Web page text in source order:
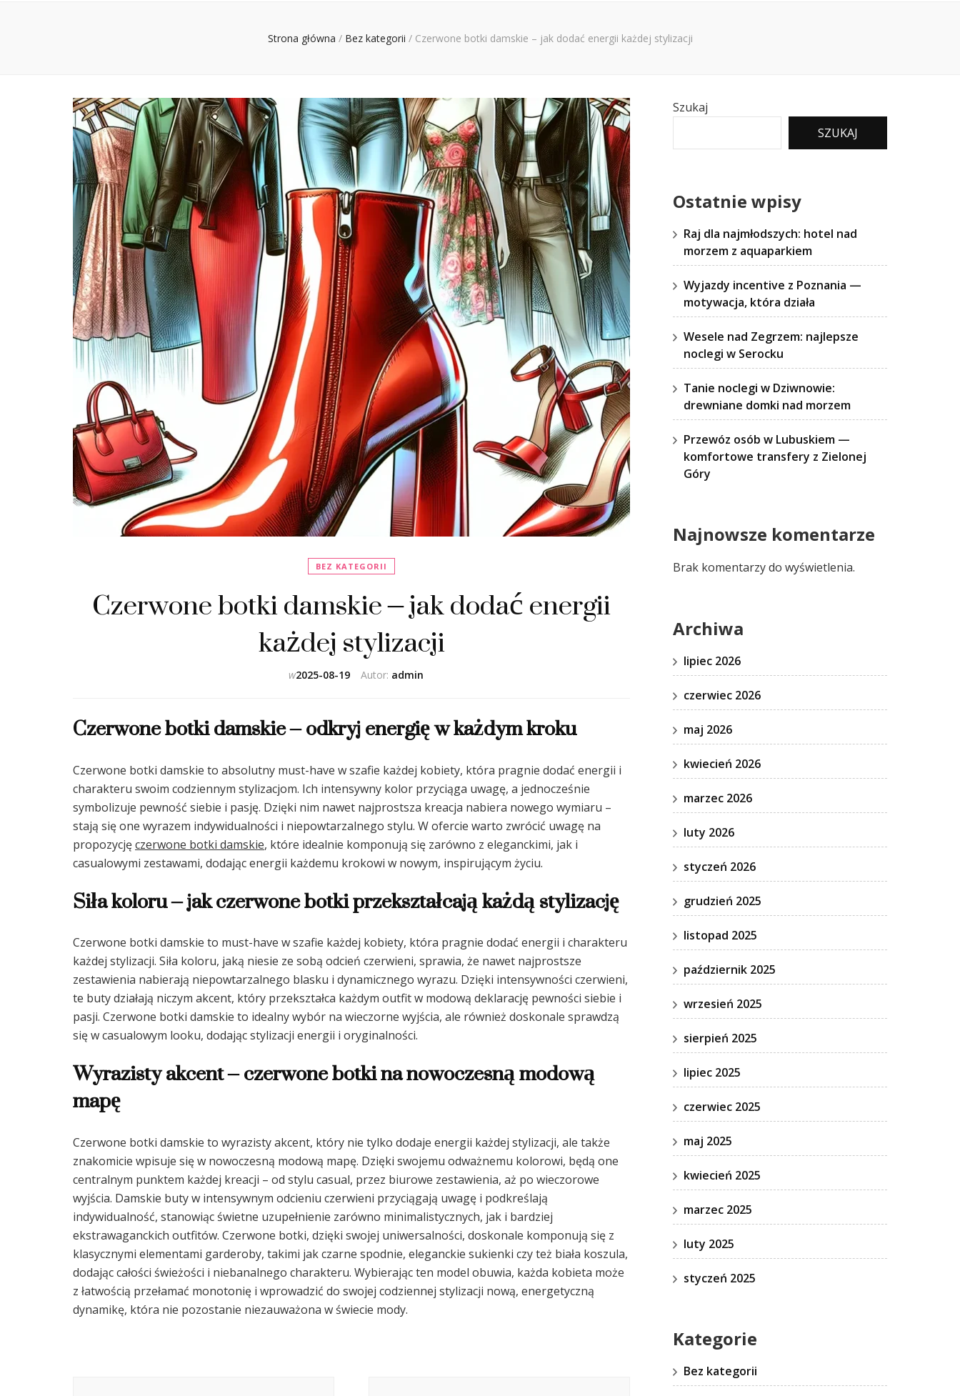
Strona główna / Bez kategorii / Czerwone botki damskie – jak dodać energii każdej stylizacji
BEZ KATEGORII
Czerwone botki damskie – jak dodać energii
każdej stylizacji
Autor: admin
w2025-08-19
Czerwone botki damskie – odkryj energię w każdym kroku
Czerwone botki damskie to absolutny must-have w szafie każdej kobiety, która pragnie dodać energii i
charakteru swoim codziennym stylizacjom. Ich intensywny kolor przyciąga uwagę, a jednocześnie
symbolizuje pewność siebie i pasję. Dzięki nim nawet najprostsza kreacja nabiera nowego wymiaru –
stają się one wyrazem indywidualności i niepowtarzalnego stylu. W ofercie warto zwrócić uwagę na
propozycjęczerwone botki damskie, które idealnie komponują się zarówno z eleganckimi, jak i
casualowymi zestawami, dodając energii każdemu krokowi w nowym, inspirującym życiu.
Siła koloru – jak czerwone botki przekształcają każdą stylizację
Czerwone botki damskie to must-have w szafie każdej kobiety, która pragnie dodać energii i charakteru
każdej stylizacji. Siła koloru, jaką niesie ze sobą odcień czerwieni, sprawia, że nawet najprostsze
zestawienia nabierają niepowtarzalnego blasku i dynamicznego wyrazu. Dzięki intensywności czerwieni,
te buty działają niczym akcent, który przekształca każdym outfit w modową deklarację pewności siebie i
pasji. Czerwone botki damskie to idealny wybór na wieczorne wyjścia, ale również doskonale sprawdzą
się w casualowym looku, dodając stylizacji energii i oryginalności.
Wyrazisty akcent – czerwone botki na nowoczesną modową
mapę
Czerwone botki damskie to wyrazisty akcent, który nie tylko dodaje energii każdej stylizacji, ale także
znakomicie wpisuje się w nowoczesną modową mapę. Dzięki swojemu odważnemu kolorowi, będą one
centralnym punktem każdej kreacji – od stylu casual, przez biurowe zestawienia, aż po wieczorowe
wyjścia. Damskie buty w intensywnym odcieniu czerwieni przyciągają uwagę i podkreślają
indywidualność, stanowiąc świetne uzupełnienie zarówno minimalistycznych, jak i bardziej
ekstrawaganckich outfitów. Czerwone botki, dzięki swojej uniwersalności, doskonale komponują się z
klasycznymi elementami garderoby, takimi jak czarne spodnie, eleganckie sukienki czy też biała koszula,
dodając całości świeżości i niebanalnego charakteru. Wybierając ten model obuwia, każda kobieta może
z łatwością przełamać monotonię i wprowadzić do swojej codziennej stylizacji nową, energetyczną
dynamikę, która nie pozostanie niezauważona w świecie mody.
Szukaj
SZUKAJ
Ostatnie wpisy
Raj dla najmłodszych: hotel nad
morzem z aquaparkiem
Wyjazdy incentive z Poznania —
motywacja, która działa
Wesele nad Zegrzem: najlepsze
noclegi w Serocku
Tanie noclegi w Dziwnowie:
drewniane domki nad morzem
Przewóz osób w Lubuskiem —
komfortowe transfery z Zielonej
Góry
Najnowsze komentarze
Brak komentarzy do wyświetlenia.
Archiwa
lipiec 2026
czerwiec 2026
maj 2026
kwiecień 2026
marzec 2026
luty 2026
styczeń 2026
grudzień 2025
listopad 2025
październik 2025
wrzesień 2025
sierpień 2025
lipiec 2025
czerwiec 2025
maj 2025
kwiecień 2025
marzec 2025
luty 2025
styczeń 2025
Kategorie
Bez kategorii